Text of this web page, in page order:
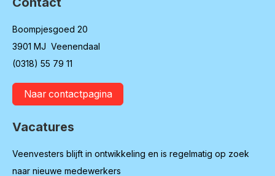
Boompjesgoed 20
3901 MJ Veenendaal
(0318) 55 79 11
Naar contactpagina
Vacatures
Veenvesters blijft in ontwikkeling en is regelmatig op zoek
naar nieuwe medewerkers